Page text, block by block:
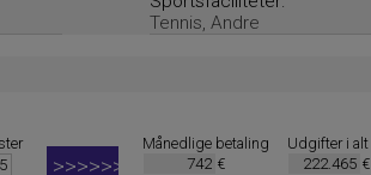
Tennis, Andre
Månedlige betaling
€
Udgifter i alt
€